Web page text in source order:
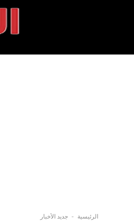
الرئيسية - جديد الأخبار